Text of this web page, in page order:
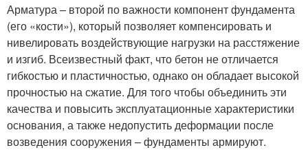
Арматура – второй по важности компонент фундамента
(его «кости»), который позволяет компенсировать и
нивелировать воздействующие нагрузки на расстяжение
и изгиб. Всеизвестный факт, что бетон не отличается
гибкостью и пластичностью, однако он обладает высокой
прочностью на сжатие. Для того чтобы объединить эти
качества и повысить эксплуатационные характеристики
основания, а также недопустить деформации после
возведения сооружения – фундаменты армируют.